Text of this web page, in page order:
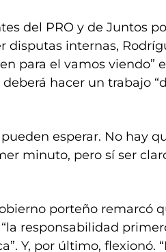
del PRO y de Juntos
disputas internas,
para el vamos viendo”
hacer un trabajo
esperar. No hay
minuto, pero sí ser
porteño remarcó
responsabilidad
Y, por último, flexionó.